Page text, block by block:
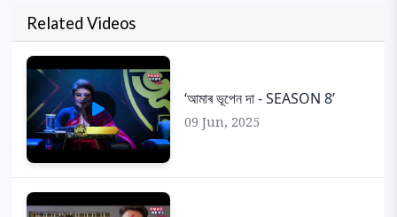
Related Videos
‘আমাৰ ভূপেন দা - SEASON 8’
09 Jun, 2025